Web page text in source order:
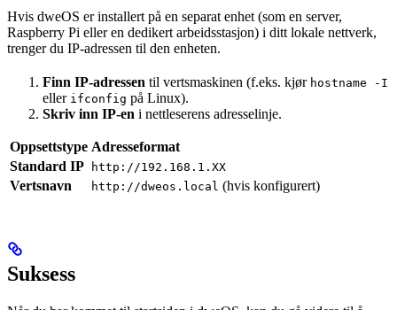
Hvis dweOS er installert på en separat enhet (som en server,
Raspberry Pi eller en dedikert arbeidsstasjon) i ditt lokale nettverk,
trenger du IP-adressen til den enheten.
Finn IP-adressen til vertsmaskinen (f.eks. kjør hostname -I
eller ifconfig på Linux).
Skriv inn IP-en i nettleserens adresselinje.
Oppsettstype Adresseformat
Standard IP
http://192.168.1.XX
Vertsnavn http://dweos.local (hvis konfigurert)
Suksess